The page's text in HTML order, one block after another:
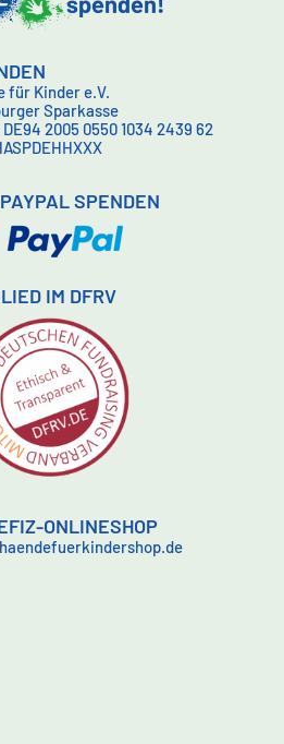
für Kinder e.V.
Sparkasse
DE94 2005 0550 1034 2439 62
SPENDEN
IM DFRV
ONLINESHOP